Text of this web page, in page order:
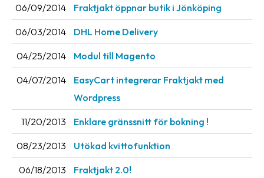
Coworkers
Job
&
career
archive
us
Terms
06/09/2014 Fraktjakt öppnar butik i Jönköping
06/03/2014 DHL Home Delivery
04/25/2014 Modul till Magento
04/07/2014
EasyCart integrerar Fraktjakt med
Wordpress
11/20/2013 Enklare gränssnitt för bokning !
08/23/2013 Utökad kvittofunktion
06/18/2013 Fraktjakt 2.0!